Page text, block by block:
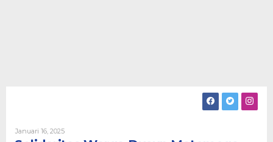
Januari 16, 2025Oleh
Admin